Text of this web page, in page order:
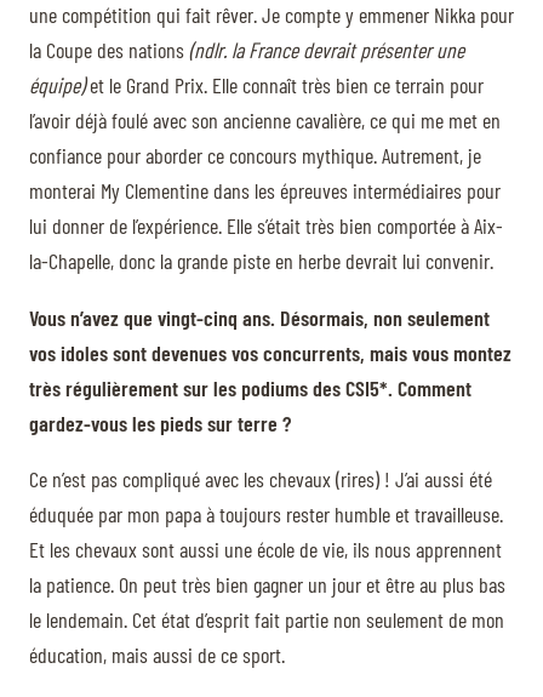
une compétition qui fait rêver. Je compte y emmener Nikka pour
la Coupe des nations(ndlr. la France devrait présenter une
équipe)et le Grand Prix. Elle connaît très bien ce terrain pour
l’avoir déjà foulé avec son ancienne cavalière, ce qui me met en
confiance pour aborder ce concours mythique. Autrement, je
monterai My Clementine dans les épreuves intermédiaires pour
lui donner de l’expérience. Elle s’était très bien comportée à Aix-
la-Chapelle, donc la grande piste en herbe devrait lui convenir.
Vous n’avez que vingt-cinq ans. Désormais, non seulement
vos idoles sont devenues vos concurrents, mais vous montez
très régulièrement sur les podiums des CSI5*. Comment
gardez-vous les pieds sur terre ?
Ce n’est pas compliqué avec les chevaux (rires) ! J’ai aussi été
éduquée par mon papa à toujours rester humble et travailleuse.
Et les chevaux sont aussi une école de vie, ils nous apprennent
la patience. On peut très bien gagner un jour et être au plus bas
le lendemain. Cet état d’esprit fait partie non seulement de mon
éducation, mais aussi de ce sport.